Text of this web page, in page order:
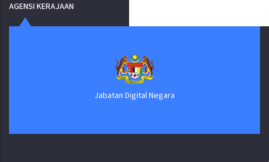
AGENSI KERAJAAN
Jabatan Digital Negara